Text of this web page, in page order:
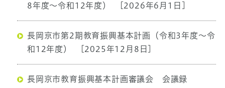
8年度～令和12年度）
[2026年6月1日]
長岡京市第2期教育振興基本計画（令和3年度～令
和12年度）
[2025年12月8日]
長岡京市教育振興基本計画審議会 会議録